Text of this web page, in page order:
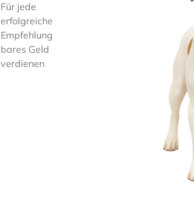
Für jede
erfolgreiche
Empfehlung
bares Geld
verdienen